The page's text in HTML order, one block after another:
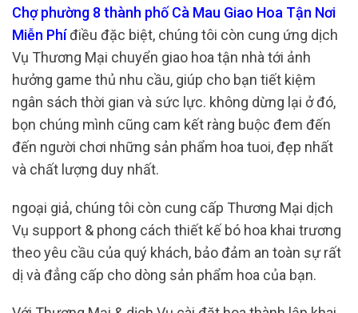
Chợ phường 8 thành phố Cà Mau Giao Hoa Tận Nơi
Miễn Phíđiều đặc biệt, chúng tôi còn cung ứng dịch
Vụ Thương Mại chuyển giao hoa tận nhà tới ảnh
hưởng game thủ nhu cầu, giúp cho bạn tiết kiệm
ngân sách thời gian và sức lực. không dừng lại ở đó,
bọn chúng mình cũng cam kết ràng buộc đem đến
đến người chơi những sản phẩm hoa tuoi, đẹp nhất
và chất lượng duy nhất.
ngoại giả, chúng tôi còn cung cấp Thương Mại dịch
Vụ support & phong cách thiết kế bó hoa khai trương
theo yêu cầu của quý khách, bảo đảm an toàn sự rất
dị và đẳng cấp cho dòng sản phẩm hoa của bạn.